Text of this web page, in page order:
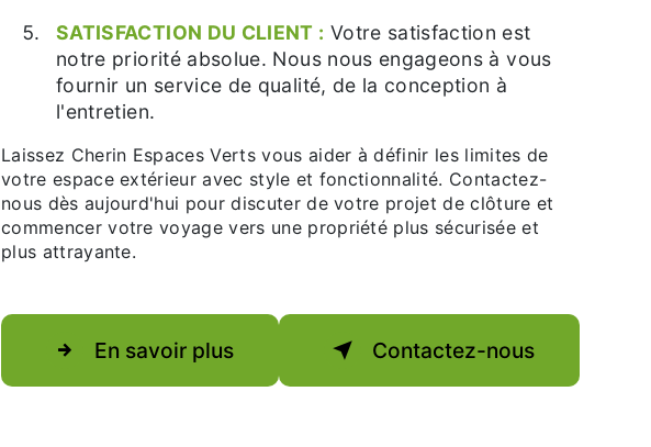
SATISFACTION DU CLIENT : Votre satisfaction est
notre priorité absolue. Nous nous engageons à vous
fournir un service de qualité, de la conception à
l'entretien.
Laissez Cherin Espaces Verts vous aider à définir les limites de
votre espace extérieur avec style et fonctionnalité. Contactez-
nous dès aujourd'hui pour discuter de votre projet de clôture et
commencer votre voyage vers une propriété plus sécurisée et
plus attrayante.
En savoir plus Contactez-nous